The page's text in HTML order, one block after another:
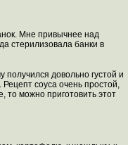
Мне привычнее над
стерилизовала банки в
получился довольно густой и
соуса очень простой,
то можно приготовить этот